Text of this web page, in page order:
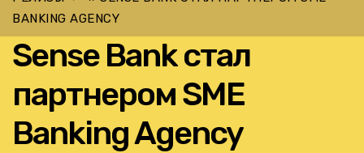
BANKING AGENCY
Sense Bank стал
партнером SME
Banking Agency